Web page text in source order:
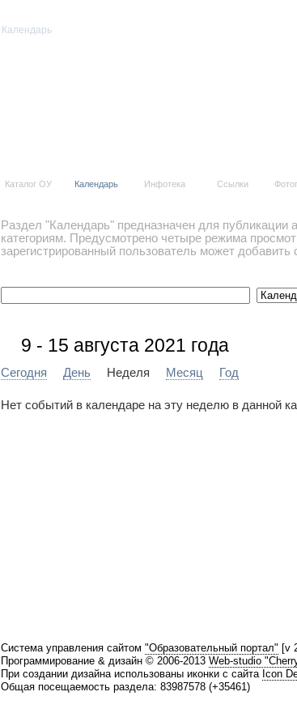
Каталог ОУ Календарь Инфотека Ссылки
Календарь
Раздел "Календарь" предназначен для публикации
категориям. Предусмотрено четыре режима
зарегистрированный пользователь может добавить
9 - 15 августа 2021 года
Сегодня День Неделя Месяц Год
Нет событий в календаре на эту неделю в данной
Система управления сайтом "Образовательный портал" [v
Программирование & дизайн © 2006-2013 Web-studio
При создании дизайна использованы иконки с сайта Icon
Общая посещаемость раздела: 83987578 (+35461)